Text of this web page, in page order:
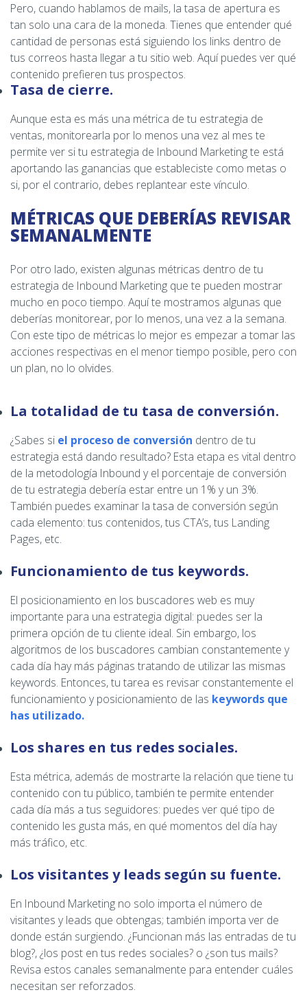
Pero, cuando hablamos de mails, la tasa de apertura es
tan solo una cara de la moneda. Tienes que entender qué
cantidad de personas está siguiendo los links dentro de
tus correos hasta llegar a tu sitio web. Aquí puedes ver qué
contenido prefieren tus prospectos.
Tasa de cierre.
Aunque esta es más una métrica de tu estrategia de
ventas, monitorearla por lo menos una vez al mes te
permite ver si tu estrategia de Inbound Marketing te está
aportando las ganancias que estableciste como metas o
si, por el contrario, debes replantear este vínculo.
MÉTRICAS QUE DEBERÍAS REVISAR
SEMANALMENTE
Por otro lado, existen algunas métricas dentro de tu
estrategia de Inbound Marketing que te pueden mostrar
mucho en poco tiempo. Aquí te mostramos algunas que
deberías monitorear, por lo menos, una vez a la semana.
Con este tipo de métricas lo mejor es empezar a tomar las
acciones respectivas en el menor tiempo posible, pero con
un plan, no lo olvides.
La totalidad de tu tasa de conversión.
¿Sabes si el proceso de conversión dentro de tu
estrategia está dando resultado? Esta etapa es vital dentro
de la metodología Inbound y el porcentaje de conversión
de tu estrategia debería estar entre un 1% y un 3%.
También puedes examinar la tasa de conversión según
cada elemento: tus contenidos, tus CTA’s, tus Landing
Pages, etc.
Funcionamiento de tus keywords.
El posicionamiento en los buscadores web es muy
importante para una estrategia digital: puedes ser la
primera opción de tu cliente ideal. Sin embargo, los
algoritmos de los buscadores cambian constantemente y
cada día hay más páginas tratando de utilizar las mismas
keywords. Entonces, tu tarea es revisar constantemente el
funcionamiento y posicionamiento de las keywords que
has utilizado.
Los shares en tus redes sociales.
Esta métrica, además de mostrarte la relación que tiene tu
contenido con tu público, también te permite entender
cada día más a tus seguidores: puedes ver qué tipo de
contenido les gusta más, en qué momentos del día hay
más tráfico, etc.
Los visitantes y leads según su fuente.
En Inbound Marketing no solo importa el número de
visitantes y leads que obtengas; también importa ver de
donde están surgiendo. ¿Funcionan más las entradas de tu
blog?, ¿los post en tus redes sociales? o ¿son tus mails?
Revisa estos canales semanalmente para entender cuáles
necesitan ser reforzados.